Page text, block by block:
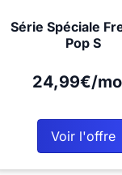
Série Spéciale
Pop S
24,99€/
Voir l'offre